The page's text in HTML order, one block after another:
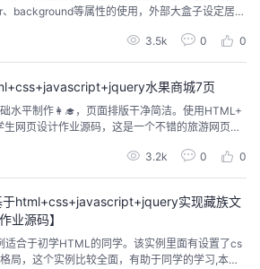
background等属性的使用，外部大盒子设定居
足、很细致，使用hover来完成过渡效果、鼠标滑
充模块，为方便新手学习页面中没有使用js有需要
3.5k 0 0
水果商城7页
水平制作👩‍🎓，页面排版干净简洁。使用HTML+
网页设计作业源码，这是一个不错的旅游网页制
的学习,本文将介绍如何通过从头开始设计个人网
站并将其转换为代码的过程来实践设计。 🏀 精彩专栏推荐👇🏻👇🏻👇🏻 💝 ...
3.2k 0 0
于html+css+javascript+jquery实现藏族文
业源码】
适合于初学HTML的同学。该实例里面有设置了cs
局，这个实例比较全面，有助于同学的学习,本文